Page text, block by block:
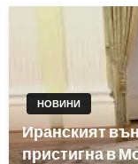
НОВИНИ
Иранският
пристигна в